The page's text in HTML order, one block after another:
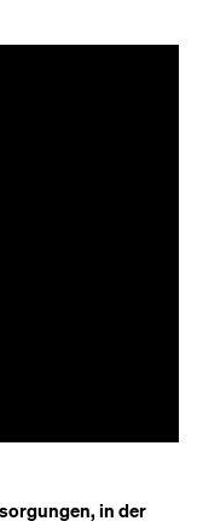
in der